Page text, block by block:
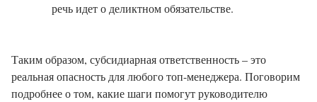
речь идет о деликтном обязательстве.
Таким образом, субсидиарная ответственность – это
реальная опасность для любого топ-менеджера. Поговорим
подробнее о том, какие шаги помогут руководителю